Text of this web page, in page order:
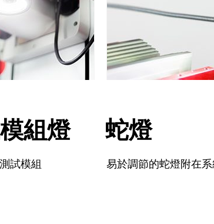
組燈
試模組
蛇燈
易於調節的蛇燈附在